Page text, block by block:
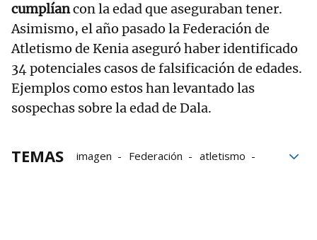
cumplíancon la edad que aseguraban tener.
Asimismo, el año pasado la Federación de
Atletismo de Kenia aseguró haber identificado
34 potenciales casos de falsificación de edades.
Ejemplos como estos han levantado las
sospechas sobre la edad de Dala.
TEMAS imagen Federación
atletismo